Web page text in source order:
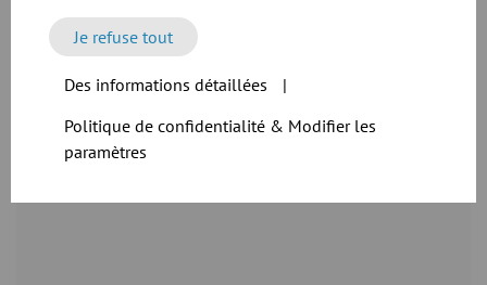
Je refuse tout
Des informations détaillées
|
Politique de confidentialité & Modifier les
paramètres
Plans pour notre gamme de coudes